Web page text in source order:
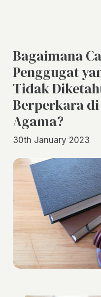
Bagaimana
Penggugat
Tidak
Berperkara
Agama?
30th January 2023